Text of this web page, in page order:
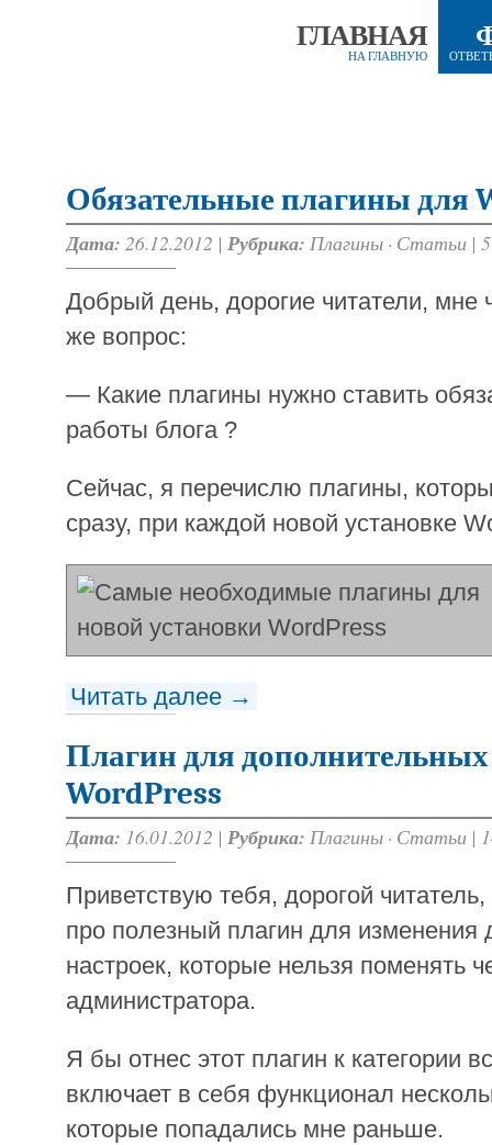
ГЛАВНАЯ
НА ГЛАВНУЮ
Обязательные плагины для
Дата: 26.12.2012 | Рубрика: Плагины · Статьи |
Добрый день, дорогие читатели, мне
же вопрос:
— Какие плагины нужно ставить
работы блога ?
Сейчас, я перечислю плагины,
сразу, при каждой новой установке
Читать далее →
Плагин для дополнительных
WordPress
Дата: 16.01.2012 | Рубрика: Плагины · Статьи |
Приветствую тебя, дорогой читатель,
про полезный плагин для изменения
настроек, которые нельзя поменять
администратора.
Я бы отнес этот плагин к категории
включает в себя функционал
которые попадались мне раньше.